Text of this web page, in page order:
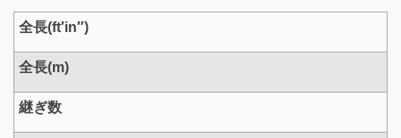
全長(ft′in″)
全長(m)
継ぎ数